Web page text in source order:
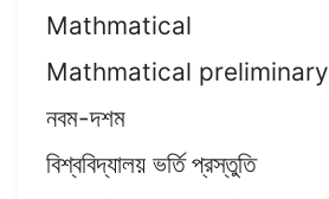
Mathmatical
Mathmatical preliminary
নবম-দশম
বিশ্ববিদ্যালয় ভর্তি প্রস্তুতি